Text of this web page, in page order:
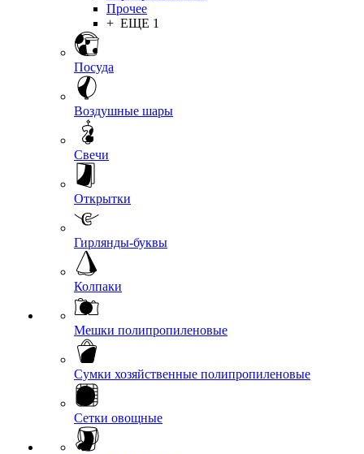
Прочее
+ ЕЩЕ 1
Посуда
Воздушные шары
Свечи
Открытки
Гирлянды-буквы
Колпаки
Мешки полипропиленовые
Сумки хозяйственные полипропиленовые
Сетки овощные